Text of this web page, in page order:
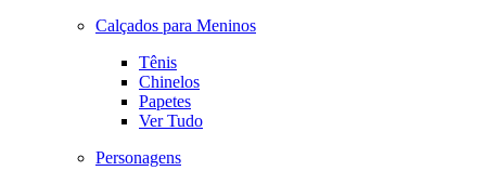
Calçados para Meninos
Tênis
Chinelos
Papetes
Ver Tudo
Personagens